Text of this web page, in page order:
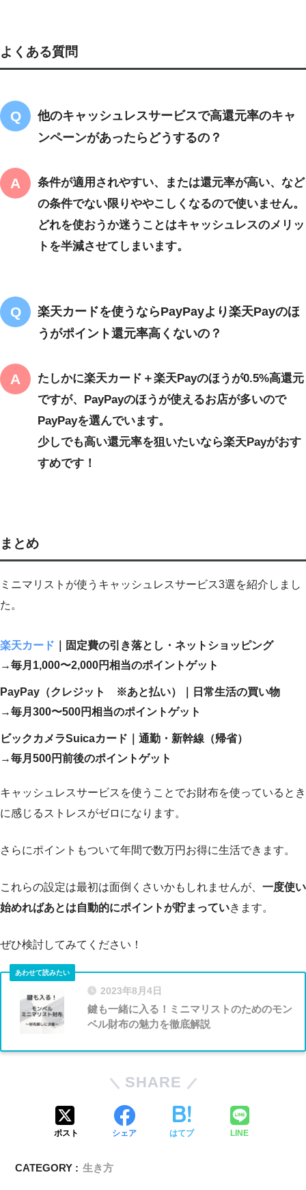
よくある質問
他のキャッシュレスサービスで高還元率のキャ
ンペーンがあったらどうするの？
条件が適用されやすい、または還元率が高い、など
の条件でない限りややこしくなるので使いません。
どれを使おうか迷うことはキャッシュレスのメリッ
トを半減させてしまいます。
楽天カードを使うならPayPayより楽天Payのほ
うがポイント還元率高くないの？
たしかに楽天カード＋楽天Payのほうが0.5%高還元
ですが、PayPayのほうが使えるお店が多いので
PayPayを選んでいます。
少しでも高い還元率を狙いたいなら楽天Payがおす
すめです！
まとめ
ミニマリストが使うキャッシュレスサービス3選を紹介しまし
た。
楽天カード ｜固定費の引き落とし・ネットショッピング
→毎月1,000〜2,000円相当のポイントゲット
PayPay（クレジット ※あと払い）｜日常生活の買い物
→毎月300〜500円相当のポイントゲット
ビックカメラSuicaカード｜通勤・新幹線（帰省）
→毎月500円前後のポイントゲット
キャッシュレスサービスを使うことでお財布を使っているとき
に感じるストレスがゼロになります。
さらにポイントもついて年間で数万円お得に生活できます。
これらの設定は最初は面倒くさいかもしれませんが、 一度使い
始めればあとは自動的にポイントが貯まっていきます。
ぜひ検討してみてください！
2023年8月4日
鍵も一緒に入る！ミニマリストのためのモン
ベル財布の魅力を徹底解説
SHARE
ポスト シェア はてブ LINE
CATEGORY : 生き方